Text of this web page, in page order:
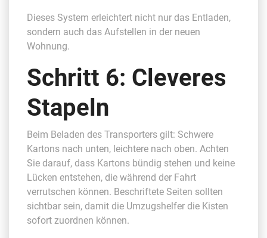
Dieses System erleichtert nicht nur das Entladen,
sondern auch das Aufstellen in der neuen
Wohnung.
Schritt 6: Cleveres
Stapeln
Beim Beladen des Transporters gilt: Schwere
Kartons nach unten, leichtere nach oben. Achten
Sie darauf, dass Kartons bündig stehen und keine
Lücken entstehen, die während der Fahrt
verrutschen können. Beschriftete Seiten sollten
sichtbar sein, damit die Umzugshelfer die Kisten
sofort zuordnen können.